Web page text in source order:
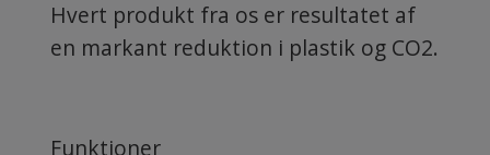
Hvert produkt fra os er resultatet af
en markant reduktion i plastik og CO2.
Funktioner